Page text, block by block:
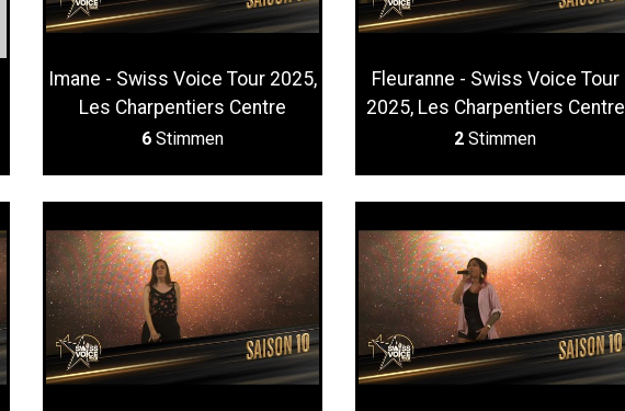
Imane - Swiss Voice Tour 2025,
Les Charpentiers Centre
6 Stimmen
Fleuranne - Swiss Voice Tour
2025, Les Charpentiers Centre
2 Stimmen